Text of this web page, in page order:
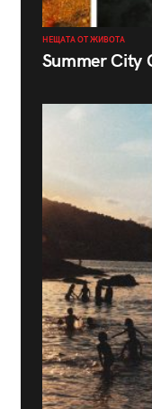
НЕЩАТА ОТ ЖИВОТА
Summer City